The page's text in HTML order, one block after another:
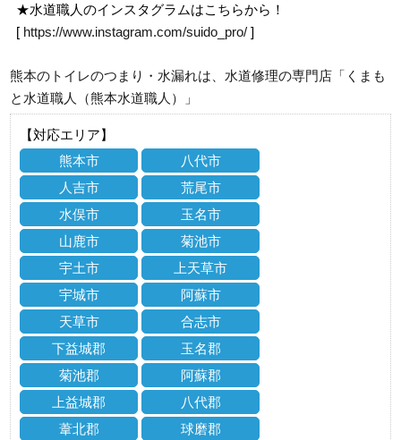
★水道職人のインスタグラムはこちらから！
[ https://www.instagram.com/suido_pro/ ]
熊本のトイレのつまり・水漏れは、水道修理の専門店「くまも
と水道職人（熊本水道職人）」
【対応エリア】
熊本市
八代市
人吉市
荒尾市
水俣市
玉名市
山鹿市
菊池市
宇土市
上天草市
宇城市
阿蘇市
天草市
合志市
下益城郡
玉名郡
菊池郡
阿蘇郡
上益城郡
八代郡
葦北郡
球磨郡